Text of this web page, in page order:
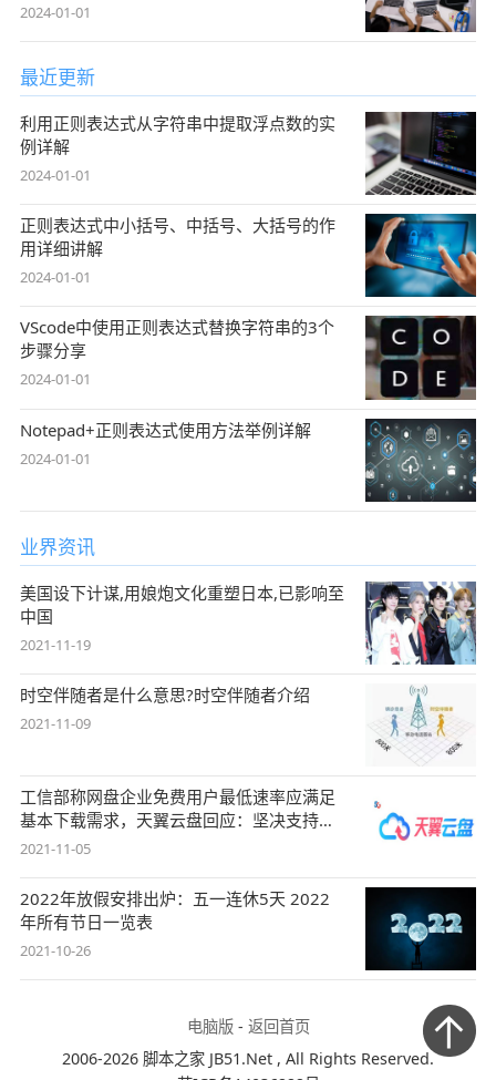
2024-01-01
最近更新
利用正则表达式从字符串中提取浮点数的实
例详解
2024-01-01
正则表达式中小括号、中括号、大括号的作
用详细讲解
2024-01-01
VScode中使用正则表达式替换字符串的3个
步骤分享
2024-01-01
Notepad+正则表达式使用方法举例详解
2024-01-01
业界资讯
美国设下计谋,用娘炮文化重塑日本,已影响至
中国
2021-11-19
时空伴随者是什么意思?时空伴随者介绍
2021-11-09
工信部称网盘企业免费用户最低速率应满足
基本下载需求，天翼云盘回应：坚决支持，
始终
2021-11-05
2022年放假安排出炉：五一连休5天 2022
年所有节日一览表
2021-10-26
电脑版- 返回首页
2006-2026 脚本之家 JB51.Net , All Rights Reserved.